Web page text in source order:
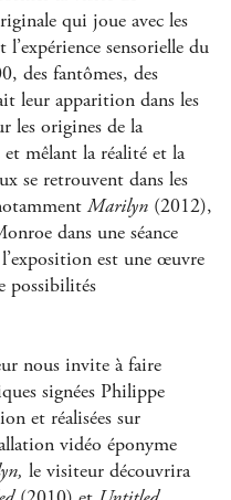
qui joue avec les
sensorielle du
des fantômes, des
leur apparition dans les
les origines de la
mêlant la réalité et la
se retrouvent dans les
Marilyn (2012),
dans une séance
est une œuvre
possibilités
nous invite à faire
signées Philippe
et réalisées sur
vidéo éponyme
le visiteur découvrira